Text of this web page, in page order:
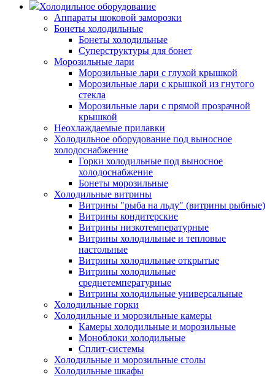
Холодильное оборудование
Аппараты шоковой заморозки
Бонеты холодильные
Бонеты холодильные
Суперструктуры для бонет
Морозильные лари
Морозильные лари с глухой крышкой
Морозильные лари с крышкой из гнутого
стекла
Морозильные лари с прямой прозрачной
крышкой
Неохлаждаемые прилавки
Холодильное оборудование под выносное
холодоснабжение
Горки холодильные под выносное
холодоснабжение
Бонеты морозильные
Холодильные витрины
Витрины "рыба на льду" (витрины рыбные)
Витрины кондитерские
Витрины низкотемпературные
Витрины холодильные и тепловые
настольные
Витрины холодильные открытые
Витрины холодильные
среднетемпературные
Витрины холодильные универсальные
Холодильные горки
Холодильные и морозильные камеры
Камеры холодильные и морозильные
Моноблоки холодильные
Сплит-системы
Холодильные и морозильные столы
Холодильные шкафы